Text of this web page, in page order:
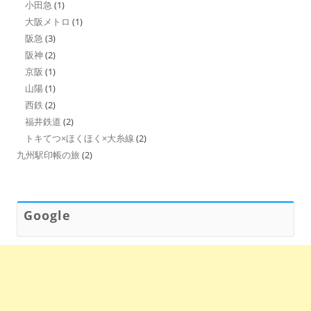
小田急 (1)
大阪メトロ (1)
阪急 (3)
阪神 (2)
京阪 (1)
山陽 (1)
西鉄 (2)
福井鉄道 (2)
トキてつ×ほくほく×大糸線 (2)
九州駅印帳の旅 (2)
Google